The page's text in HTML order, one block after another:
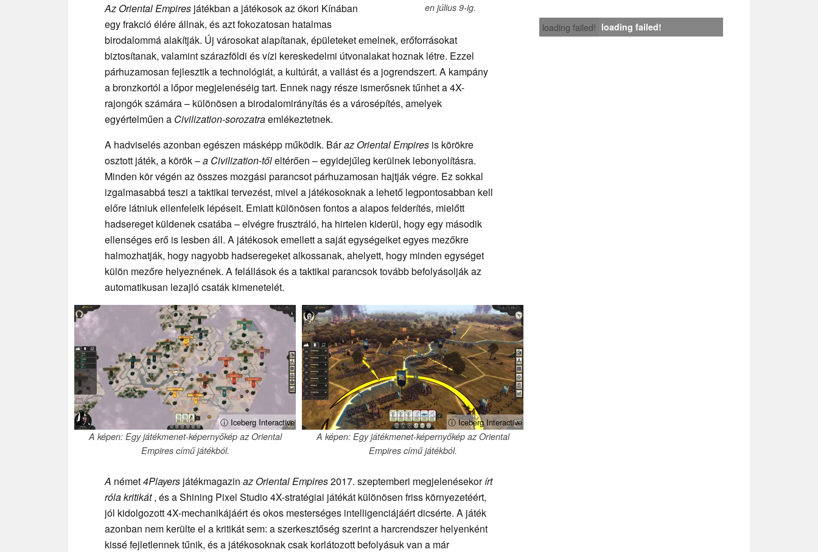
en július 9-ig.
loading failed! loading failed!
Az Oriental Empires játékban a játékosok az ókori Kínában
egy frakció élére állnak, és azt fokozatosan hatalmas
birodalommá alakítják. Új városokat alapítanak, épületeket emelnek, erőforrásokat
biztosítanak, valamint szárazföldi és vízi kereskedelmi útvonalakat hoznak létre. Ezzel
párhuzamosan fejlesztik a technológiát, a kultúrát, a vallást és a jogrendszert. A kampány
a bronzkortól a lőpor megjelenéséig tart. Ennek nagy része ismerősnek tűnhet a 4X-
rajongók számára – különösen a birodalomirányítás és a városépítés, amelyek
egyértelműen a Civilization-sorozatraemlékeztetnek.
A hadviselés azonban egészen másképp működik. Báraz Oriental Empires is körökre
osztott játék, a körök –a Civilization-tőleltérően – egyidejűleg kerülnek lebonyolításra.
Minden kör végén az összes mozgási parancsot párhuzamosan hajtják végre. Ez sokkal
izgalmasabbá teszi a taktikai tervezést, mivel a játékosoknak a lehető legpontosabban kell
előre látniuk ellenfeleik lépéseit. Emiatt különösen fontos a alapos felderítés, mielőtt
hadsereget küldenek csatába – elvégre frusztráló, ha hirtelen kiderül, hogy egy második
ellenséges erő is lesben áll. A játékosok emellett a saját egységeiket egyes mezőkre
halmozhatják, hogy nagyobb hadseregeket alkossanak, ahelyett, hogy minden egységet
külön mezőre helyeznének. A felállások és a taktikai parancsok tovább befolyásolják az
automatikusan lezajló csaták kimenetelét.
ⓘ Iceberg Interactive
A képen: Egy játékmenet-képernyőkép az Oriental
Empires című játékból.
ⓘ Iceberg Interactive
A képen: Egy játékmenet-képernyőkép az Oriental
Empires című játékból.
A német4Players játékmagazin az Oriental Empires2017. szeptemberi megjelenésekorírt
róla kritikát, és a Shining Pixel Studio 4X-stratégiai játékát különösen friss környezetéért,
jól kidolgozott 4X-mechanikájáért és okos mesterséges intelligenciájáért dicsérte. A játék
azonban nem kerülte el a kritikát sem: a szerkesztőség szerint a harcrendszer helyenként
kissé fejletlennek tűnik, és a játékosoknak csak korlátozott befolyásuk van a már